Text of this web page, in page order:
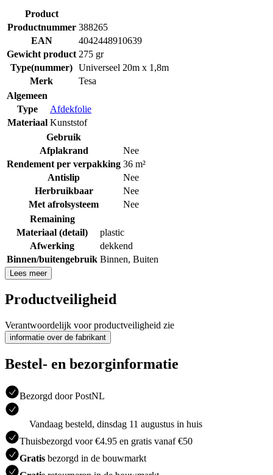
Product
Productnummer 388265
EAN
4042448910639
Gewicht product 275 gr
Type(nummer) Universeel 20m x 1,8m
Merk
Tesa
Algemeen
Type
Afdekfolie
Materiaal Kunststof
Gebruik
Afplakrand
Nee
Rendement per verpakking 36 m²
Antislip
Nee
Herbruikbaar
Nee
Met afrolsysteem
Nee
Remaining
Materiaal (detail)
plastic
Afwerking
dekkend
Binnen/buitengebruik Binnen, Buiten
Lees meer
Productveiligheid
Verantwoordelijk voor productveiligheid zie
informatie over de fabrikant
Bestel- en bezorginformatie
Bezorgd door PostNL
Vandaag besteld, dinsdag 11 augustus in huis
Thuisbezorgd voor €4.95 en gratis vanaf €50
Gratis bezorgd in de bouwmarkt